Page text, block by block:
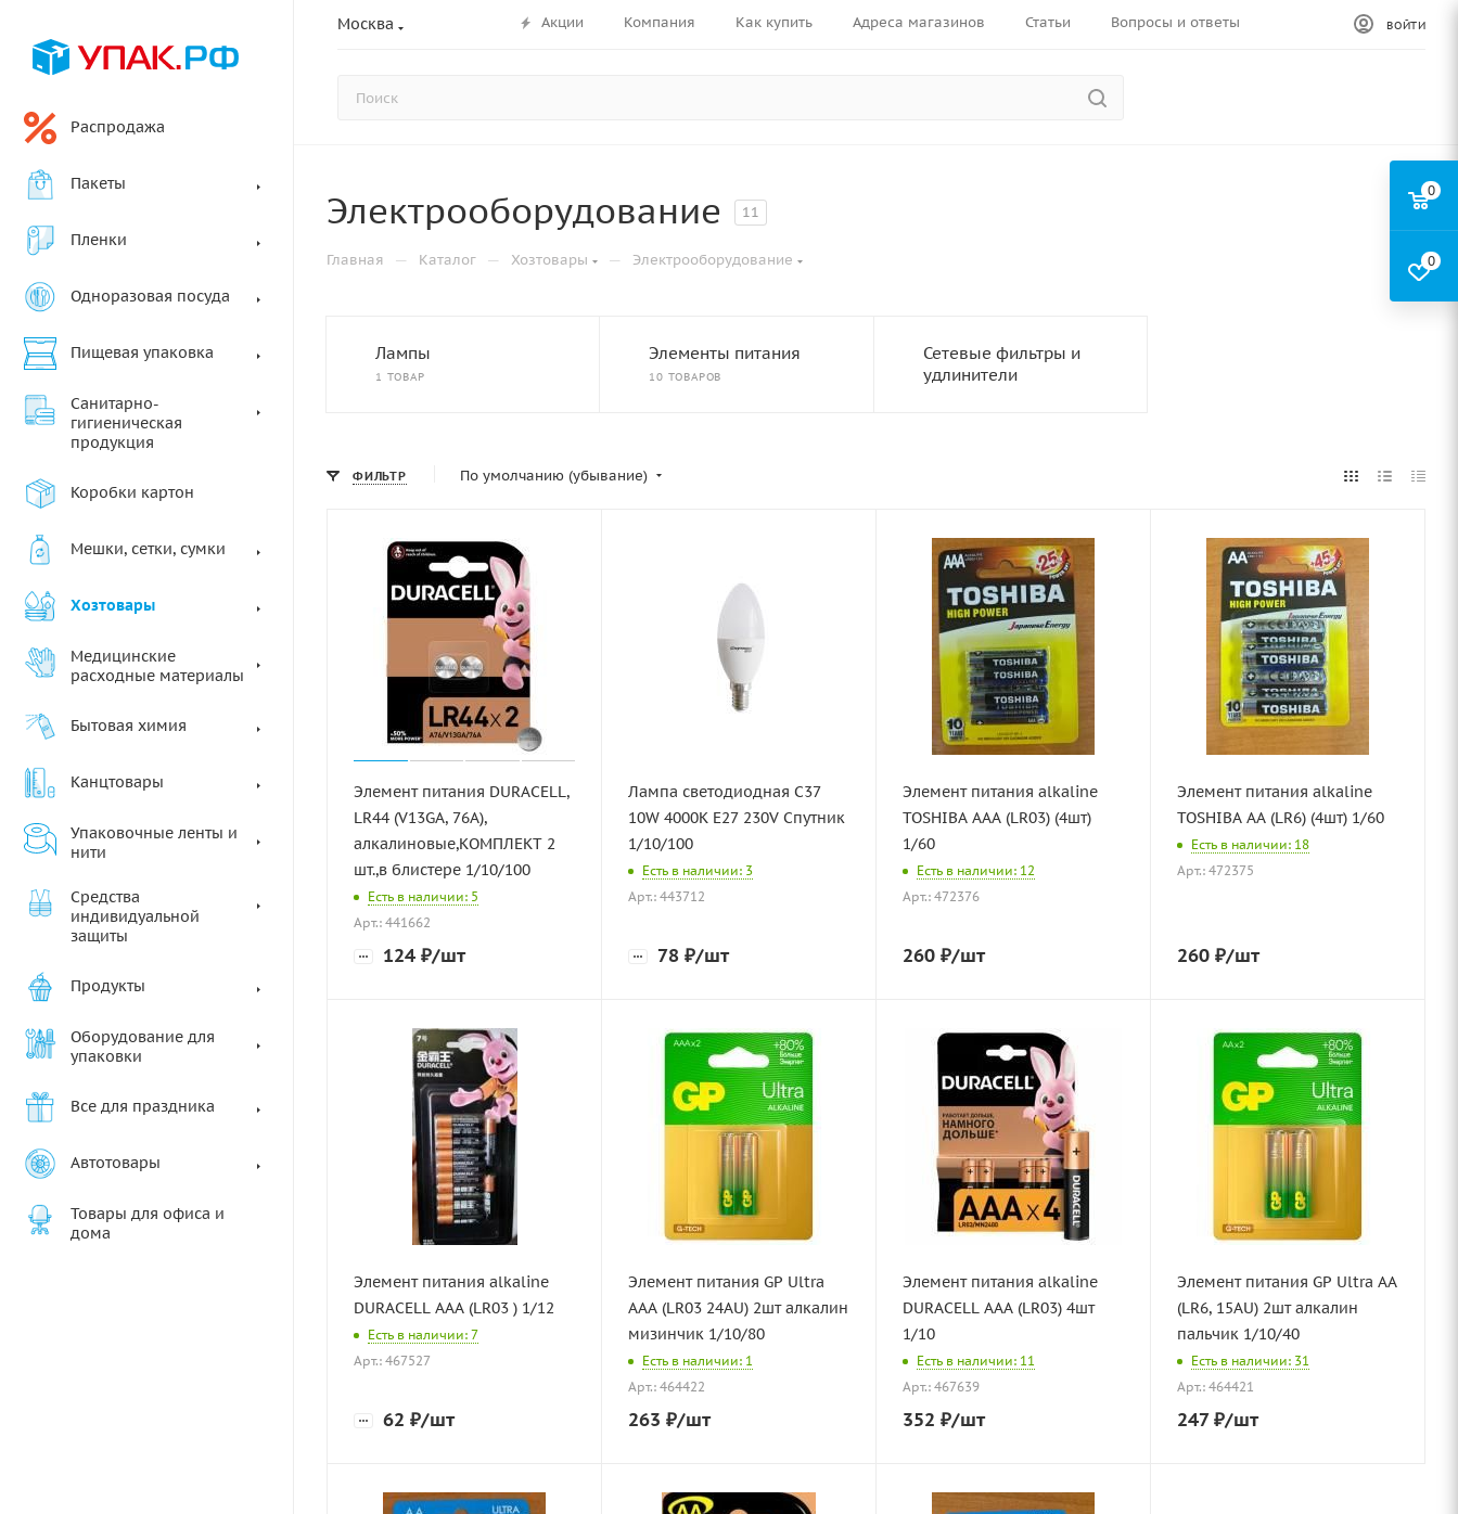
Москва Акции Компания Как купить Адреса магазинов Статьи Вопросы и ответы ВОЙТИ
Распродажа
Пакеты
Пленки
Одноразовая посуда
Пищевая упаковка
Санитарно-
гигиеническая
продукция
Коробки картон
Мешки, сетки, сумки
Хозтовары
Медицинские
расходные материалы
Бытовая химия
Канцтовары
Упаковочные ленты и
нити
Средства
индивидуальной
защиты
Продукты
Оборудование для
упаковки
Все для праздника
Автотовары
Товары для офиса и
дома
Электрооборудование 11
Главная — Каталог — Хозтовары — Электрооборудование
Лампы
1 ТОВАР
Элементы питания
10 ТОВАРОВ
Сетевые фильтры и
удлинители
ФИЛЬТР По умолчанию (убывание)
Элемент питания DURACELL,
LR44 (V13GA, 76A),
алкалиновые,КОМПЛЕКТ 2
шт.,в блистере 1/10/100
Есть в наличии: 5
Арт.: 441662
124 ₽/шт
Лампа светодиодная C37
10W 4000K Е27 230V Спутник
1/10/100
Есть в наличии: 3
Арт.: 443712
78 ₽/шт
Элемент питания alkaline
TOSHIBA АAА (LR03) (4шт)
1/60
Есть в наличии: 12
Арт.: 472376
260 ₽/шт
Элемент питания alkaline
TOSHIBA АА (LR6) (4шт) 1/60
Есть в наличии: 18
Арт.: 472375
260 ₽/шт
Элемент питания alkaline
DURAСELL ААА (LR03 ) 1/12
Есть в наличии: 7
Арт.: 467527
62 ₽/шт
Элемент питания GP Ultra
AAA (LR03 24АU) 2шт алкалин
мизинчик 1/10/80
Есть в наличии: 1
Арт.: 464422
263 ₽/шт
Элемент питания alkaline
DURAСELL ААА (LR03) 4шт
1/10
Есть в наличии: 11
Арт.: 467639
352 ₽/шт
Элемент питания GP Ultra АА
(LR6, 15АU) 2шт алкалин
пальчик 1/10/40
Есть в наличии: 31
Арт.: 464421
247₽/шт
0
0